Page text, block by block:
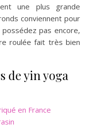
une plus grande
conviennent pour
possédez pas encore,
roulée fait très bien
de yin yoga
en France